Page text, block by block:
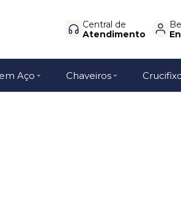
Central de
Atendimento
Aço Chaveiros